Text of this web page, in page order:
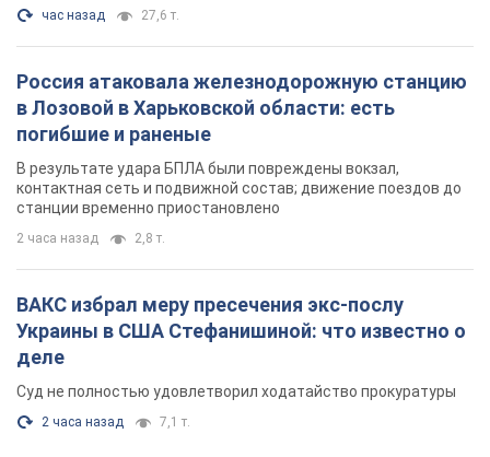
час назад 27,6 т.
Россия атаковала железнодорожную станцию
в Лозовой в Харьковской области: есть
погибшие и раненые
В результате удара БПЛА были повреждены вокзал,
контактная сеть и подвижной состав; движение поездов до
станции временно приостановлено
2 часа назад 2,8 т.
ВАКС избрал меру пресечения экс-послу
Украины в США Стефанишиной: что известно о
деле
Суд не полностью удовлетворил ходатайство прокуратуры
2 часа назад 7,1 т.